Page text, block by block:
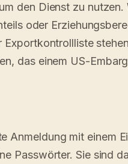
den Dienst zu nutzen.
oder
das einem US-
Anmeldung mit einem
Passwörter. Sie sind